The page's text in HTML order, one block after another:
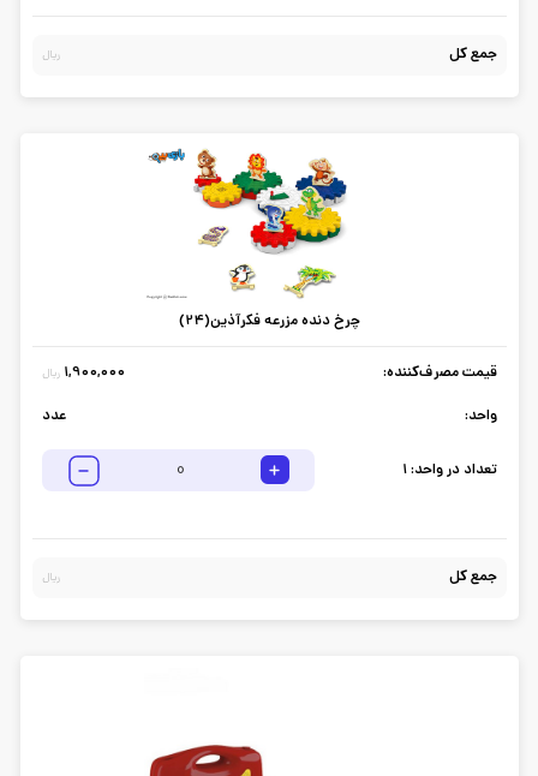
جمع کل ریال
چرخ دنده مزرعه فکرآذین(24)
قیمت مصرف‌کننده: 1,900,000 ریال
واحد: عدد
تعداد در واحد:1
جمع کل ریال